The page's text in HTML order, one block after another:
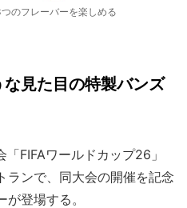
のフレーバーを楽しめる
見た目の特製バンズ
FIFAワールドカップ26」
ランで、同大会の開催を記念
登場する。